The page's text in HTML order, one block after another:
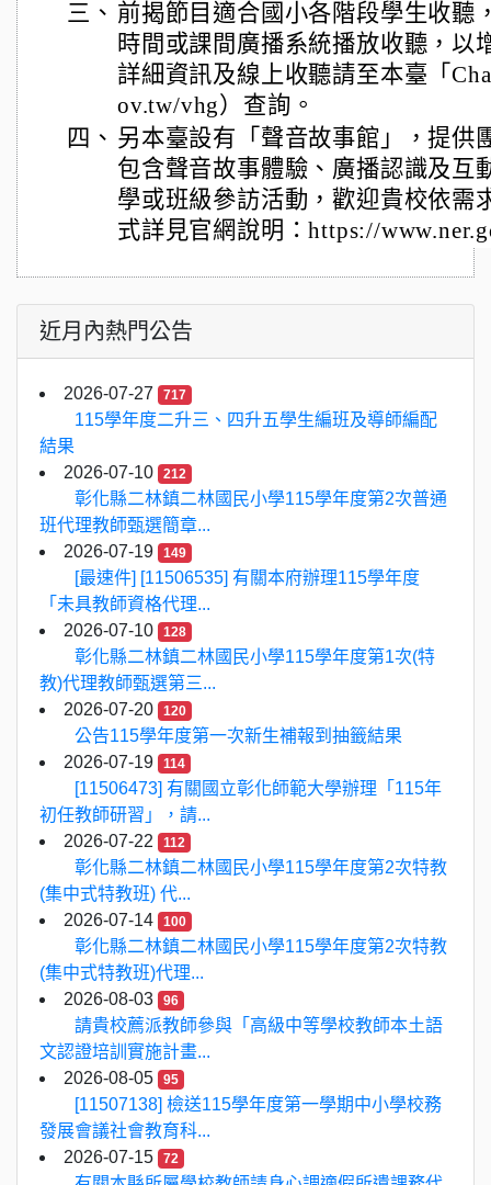
三、 前揭節目適合國小各階段學生收聽
時間或課間廣播系統播放收聽，以
詳細資訊及線上收聽請至本臺「
ov.tw/vhg）查詢。
四、 另本臺設有「聲音故事館」，提供
包含聲音故事體驗、廣播認識及互
學或班級參訪活動，歡迎貴校依需
式詳見官網說明：https://
近月內熱門公告
2026-07-27 717
115學年度二升三、四升五學生編班及導師編配
結果
2026-07-10
212
彰化縣二林鎮二林國民小學115學年度第2次普通
班代理教師甄選簡章...
2026-07-19
149
[最速件] [11506535] 有關本府辦理115學年度
「未具教師資格代理...
2026-07-10
128
彰化縣二林鎮二林國民小學115學年度第1次(特
教)代理教師甄選第三...
2026-07-20
120
公告115學年度第一次新生補報到抽籤結果
2026-07-19
114
[11506473] 有關國立彰化師範大學辦理「115年
初任教師研習」，請...
2026-07-22
112
彰化縣二林鎮二林國民小學115學年度第2次特教
(集中式特教班) 代...
2026-07-14
100
彰化縣二林鎮二林國民小學115學年度第2次特教
(集中式特教班)代理...
2026-08-03
96
請貴校薦派教師參與「高級中等學校教師本土語
文認證培訓實施計畫...
2026-08-05
95
[11507138] 檢送115學年度第一學期中小學校務
發展會議社會教育科...
2026-07-15
72